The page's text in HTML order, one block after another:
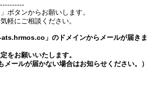
ボタンからお願いします。
軽にご相談ください。
」のドメインからメールが届きま
をお願いいたします。
メールが届かない場合はお知らせください。）